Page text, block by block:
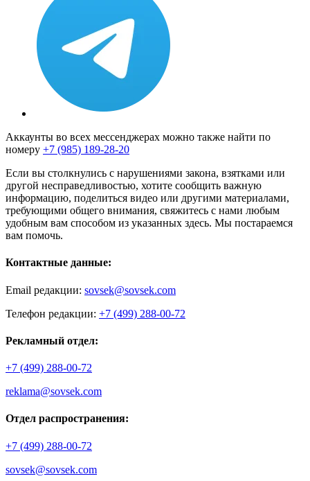
Аккаунты во всех мессенджерах можно также найти по
номеру +7 (985) 189-28-20
Если вы столкнулись с нарушениями закона, взятками или
другой несправедливостью, хотите сообщить важную
информацию, поделиться видео или другими материалами,
требующими общего внимания, свяжитесь с нами любым
удобным вам способом из указанных здесь. Мы постараемся
вам помочь.
Контактные данные:
Email редакции: sovsek@sovsek.com
Телефон редакции: +7 (499) 288-00-72
Рекламный отдел:
+7 (499) 288-00-72
reklama@sovsek.com
Отдел распространения:
+7 (499) 288-00-72
sovsek@sovsek.com